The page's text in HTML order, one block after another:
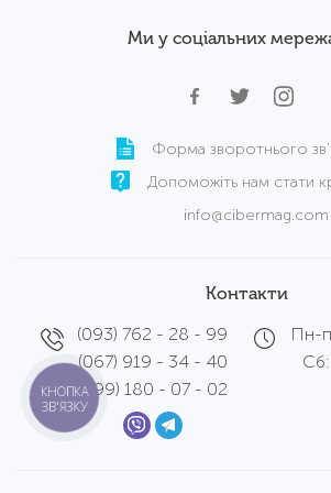
Ми у соціальних
Форма зворотнього
Допоможіть нам стати
info@cibermag.com
Контакти
(093) 762 - 28 - 99
(067) 919 - 34 - 40
(099) 180 - 07 - 02
Пн-
КНОПКА
ЗВ'ЯЗКУ